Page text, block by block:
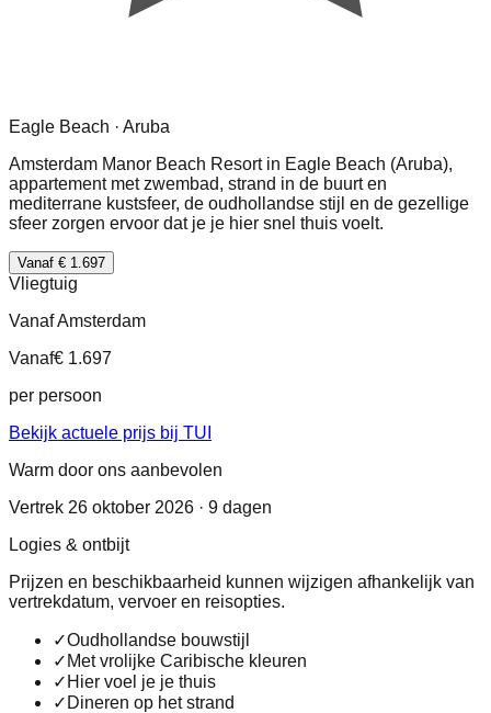
Eagle Beach · Aruba
Amsterdam Manor Beach Resort in Eagle Beach (Aruba),
appartement met zwembad, strand in de buurt en
mediterrane kustsfeer, de oudhollandse stijl en de gezellige
sfeer zorgen ervoor dat je je hier snel thuis voelt.
Vanaf € 1.697
Vliegtuig
Vanaf Amsterdam
Vanaf€ 1.697
per persoon
Bekijk actuele prijs bij TUI
Warm door ons aanbevolen
Vertrek 26 oktober 2026 · 9 dagen
Logies & ontbijt
Prijzen en beschikbaarheid kunnen wijzigen afhankelijk van
vertrekdatum, vervoer en reisopties.
✓Oudhollandse bouwstijl
✓ Met vrolijke Caribische kleuren
✓ Hier voel je je thuis
✓ Dineren op het strand